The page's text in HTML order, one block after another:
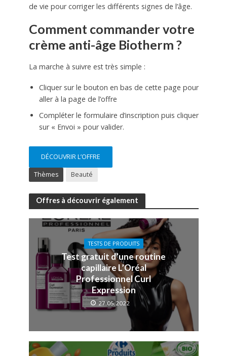
de vie pour corriger les différents signes de l’âge.
Comment commander votre
crème anti-âge Biotherm ?
La marche à suivre est très simple :
Cliquer sur le bouton en bas de cette page pour
aller à la page de l’offre
Compléter le formulaire d’inscription puis cliquer
sur « Envoi » pour valider.
DÉCOUVRIR L’OFFRE
Thèmes Beauté
Offres à découvrir également
TESTS DE PRODUITS
Test gratuit d’une routine
capillaire L’Oréal
Professionnel Curl
Expression
27.05.2022